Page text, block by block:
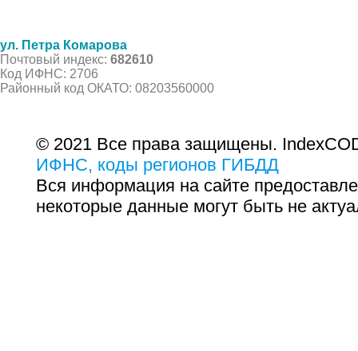
ул. Петра Комарова
Почтовый индекс: 682610
Код ИФНС: 2706
Районный код ОКАТО: 08203560000
© 2021 Все права защищены.
ИФНС, коды регионов ГИБДД
Вся информация на сайте
некоторые данные могут быть не